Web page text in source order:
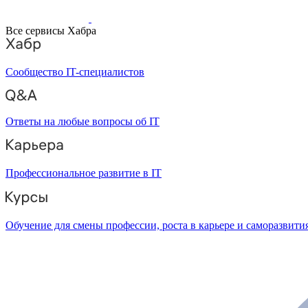
Все сервисы Хабра
Сообщество IT-специалистов
Ответы на любые вопросы об IT
Профессиональное развитие в IT
Обучение для смены профессии, роста в карьере и